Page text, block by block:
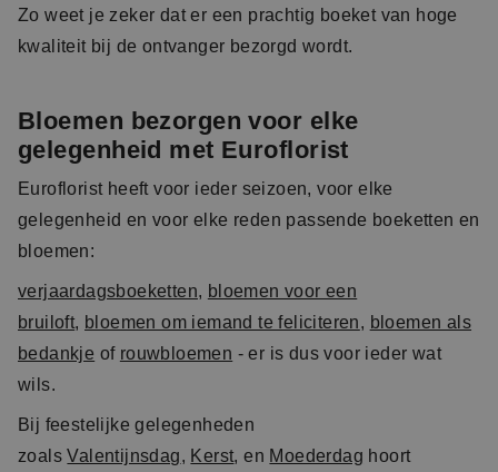
Zo weet je zeker dat er een prachtig boeket van hoge
kwaliteit bij de ontvanger bezorgd wordt.
Bloemen bezorgen voor elke
gelegenheid met Euroflorist
Euroflorist heeft voor ieder seizoen, voor elke
gelegenheid en voor elke reden passende boeketten en
bloemen:
verjaardagsboeketten, bloemen voor een
bruiloft, bloemen om iemand te feliciteren, bloemen als
bedankje of rouwbloemen - er is dus voor ieder wat
wils.
Bij feestelijke gelegenheden
zoalsValentijnsdag, Kerst, en Moederdag hoort